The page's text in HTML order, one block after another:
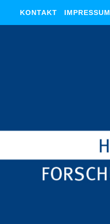
KONTAKT IMPRESSUM